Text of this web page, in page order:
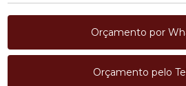
Orçamento por
Orçamento pelo